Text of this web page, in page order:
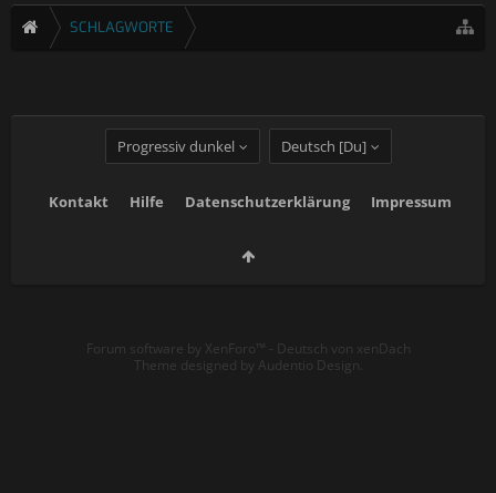
SCHLAGWORTE
Progressiv dunkel Deutsch [Du]
Kontakt Hilfe Datenschutzerklärung Impressum
Forum software by XenForo™ - Deutsch von xenDach
Theme designed by Audentio Design.